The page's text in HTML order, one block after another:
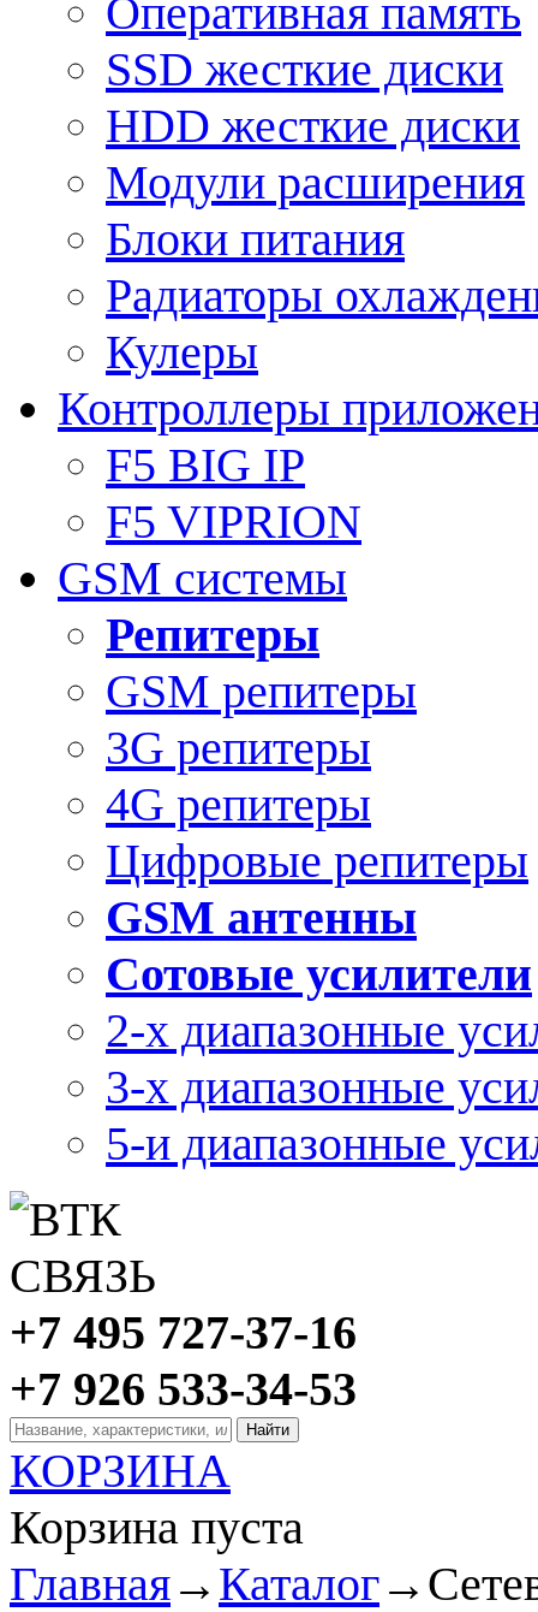
Оперативная память
SSD жесткие диски
HDD жесткие диски
Модули расширения
Блоки питания
Радиаторы
Кулеры
Контроллеры
F5 BIG IP
F5 VIPRION
GSM системы
Репитеры
GSM репитеры
3G репитеры
4G репитеры
Цифровые репитеры
GSM антенны
Сотовые усилители
2-х диапазонные
3-х диапазонные
5-и диапазонные
+7 495 727-37-16
+7 926 533-34-53
КОРЗИНА
Корзина пуста
Главная→ Каталог→